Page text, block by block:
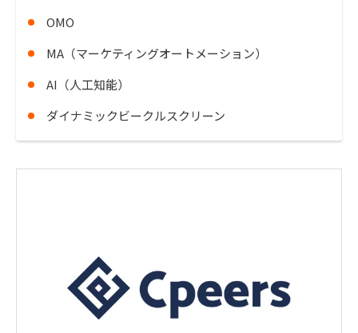
OMO
MA（マーケティングオートメーション）
AI（人工知能）
ダイナミックビークルスクリーン